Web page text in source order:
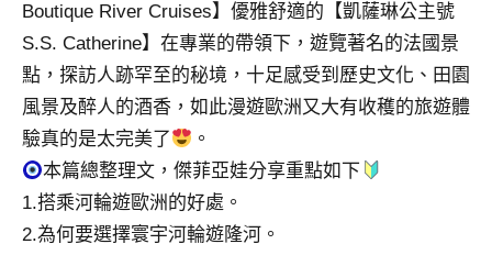
號
節
目
班
外
景
節
目
Boutique River Cruises】優雅舒適的【凱薩琳公主號
S.S. Catherine】在專業的帶領下，遊覽著名的法國景
點，探訪人跡罕至的秘境，十足感受到歷史文化、田園
風景及醉人的酒香，如此漫遊歐洲又大有收穫的旅遊體
驗真的是太完美了
。
本篇總整理文，傑菲亞娃分享重點如下
1.搭乘河輪遊歐洲的好處。
2.為何要選擇寰宇河輪遊隆河。